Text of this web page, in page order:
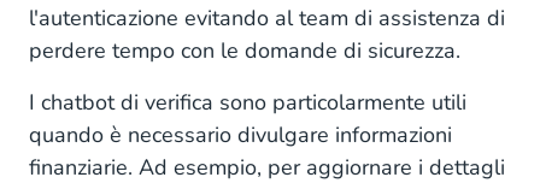
l'autenticazione evitando al team di assistenza di
perdere tempo con le domande di sicurezza.
I chatbot di verifica sono particolarmente utili
quando è necessario divulgare informazioni
finanziarie. Ad esempio, per aggiornare i dettagli